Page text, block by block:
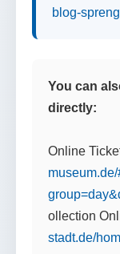
blog-
You can
directly:
Online
ollection
stadt.de/